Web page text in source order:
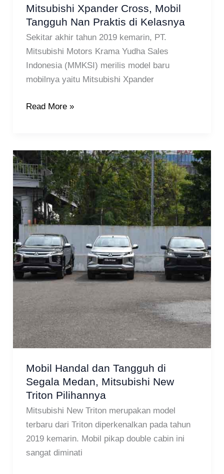
Mitsubishi Xpander Cross, Mobil
Tangguh Nan Praktis di Kelasnya
Sekitar akhir tahun 2019 kemarin, PT.
Mitsubishi Motors Krama Yudha Sales
Indonesia (MMKSI) merilis model baru
mobilnya yaitu Mitsubishi Xpander
Mitsubishi
Xpander
Cross,
Mobil
Tangguh
Nan
di
Read More »
Mobil Handal dan Tangguh di
Segala Medan, Mitsubishi New
Triton Pilihannya
Mitsubishi New Triton merupakan model
terbaru dari Triton diperkenalkan pada tahun
2019 kemarin. Mobil pikap double cabin ini
sangat diminati
Mobil
Handal
dan
Tangguh
di
Segala
Medan,
Mitsubishi
New
Triton
Pilihannya